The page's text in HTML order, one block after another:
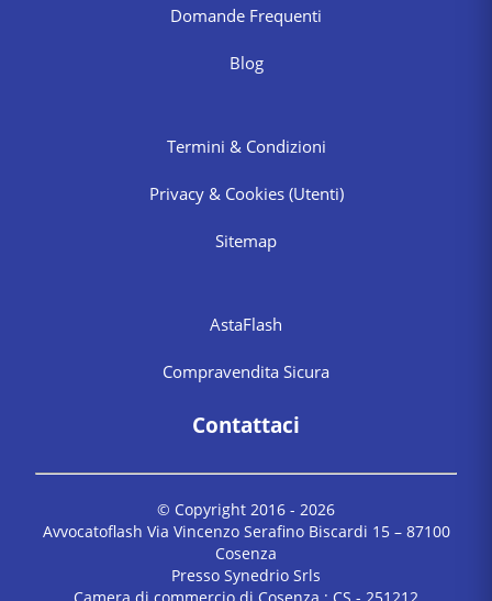
Domande Frequenti
Blog
Termini & Condizioni
Privacy & Cookies (Utenti)
Sitemap
AstaFlash
Compravendita Sicura
Contattaci
© Copyright 2016 - 2026
Avvocatoflash Via Vincenzo Serafino Biscardi 15 – 87100
Cosenza
Presso Synedrio Srls